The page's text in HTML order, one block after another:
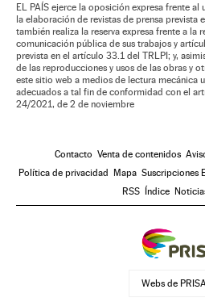
EL PAÍS ejerce la oposición expresa frente al
la elaboración de revistas de prensa prevista
también realiza la reserva expresa frente a la
comunicación pública de sus trabajos y
prevista en el artículo 33.1 del TRLPI; y,
de las reproducciones y usos de las obras y
este sitio web a medios de lectura mecánica
adecuados a tal fin de conformidad con el
24/2021, de 2 de noviembre
Contacto Venta de contenidos
Política de privacidad Mapa Suscripciones
RSS Índice
Webs de